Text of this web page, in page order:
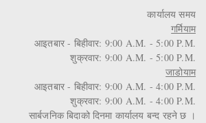
कार्यालय समय
गर्मियाम
आइतबार - बिहीवार: 9:00 A.M. - 5:00 P.M.
शुक्रवार: 9:00 A.M. - 5:00 P.M.
जाडोयाम
आइतबार - बिहीवार: 9:00 A.M. - 4:00 P.M.
शुक्रवार: 9:00 A.M. - 4:00 P.M.
सार्बजनिक बिदाको दिनमा कार्यालय बन्द रहने छ ।